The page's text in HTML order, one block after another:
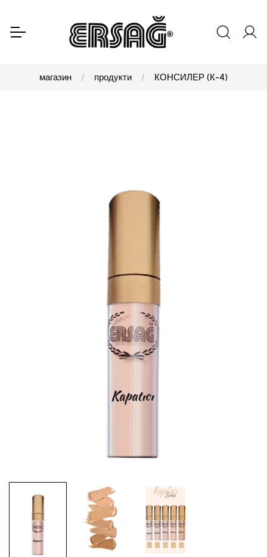
магазин продукти КОНСИЛЕР (К-4)